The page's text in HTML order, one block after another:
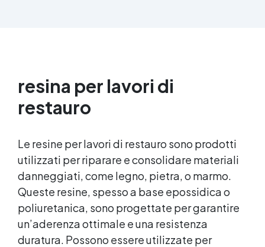
resina per lavori di
restauro
Le resine per lavori di restauro sono prodotti
utilizzati per riparare e consolidare materiali
danneggiati, come legno, pietra, o marmo.
Queste resine, spesso a base epossidica o
poliuretanica, sono progettate per garantire
un’aderenza ottimale e una resistenza
duratura. Possono essere utilizzate per